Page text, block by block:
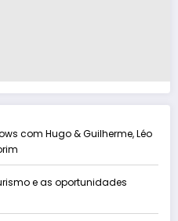
com Hugo & Guilherme, Léo
e as oportunidades